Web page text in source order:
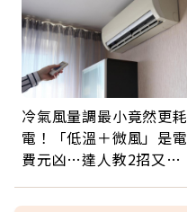
冷氣風量調最小竟然更耗
電！「低溫＋微風」是電
費元凶…達人教2招又涼